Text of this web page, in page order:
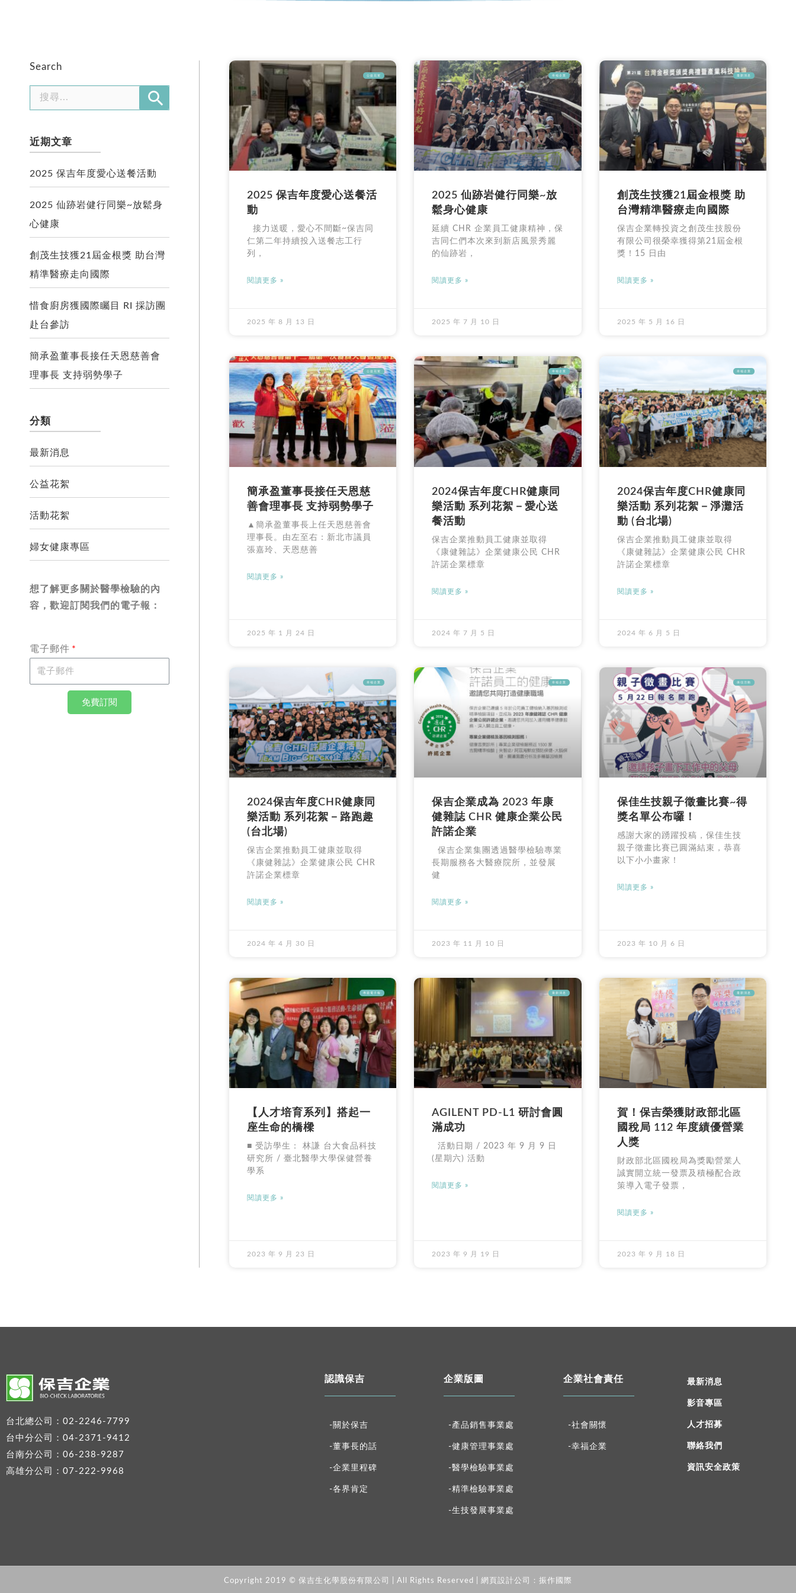
Search
近期文章
2025 保吉年度愛心送餐活動
2025 仙跡岩健行同樂~放鬆身
心健康
創茂生技獲21屆金根獎 助台灣
精準醫療走向國際
惜食廚房獲國際矚目 RI 採訪團
赴台參訪
簡承盈董事長接任天恩慈善會
理事長 支持弱勢學子
分類
最新消息
公益花絮
活動花絮
婦女健康專區
想了解更多關於醫學檢驗的內
容，歡迎訂閱我們的電子報：
電子郵件
免費訂閱
公益花絮
2025 保吉年度愛心送餐活
動
接力送暖，愛心不間斷~保吉同
仁第二年持續投入送餐志工行
列，
閱讀更多 »
2025 年 8 月 13 日
幸福企業
2025 仙跡岩健行同樂~放
鬆身心健康
延續 CHR 企業員工健康精神，保
吉同仁們本次來到新店風景秀麗
的仙跡岩，
閱讀更多 »
2025 年 7 月 10 日
最新消息
創茂生技獲21屆金根獎 助
台灣精準醫療走向國際
保吉企業轉投資之創茂生技股份
有限公司很榮幸獲得第21屆金根
獎！15 日由
閱讀更多 »
2025 年 5 月 16 日
公益花絮
簡承盈董事長接任天恩慈
善會理事長 支持弱勢學子
▲簡承盈董事長上任天恩慈善會
理事長。由左至右：新北市議員
張嘉玲、天恩慈善
閱讀更多 »
2025 年 1 月 24 日
幸福企業
2024保吉年度CHR健康同
樂活動 系列花絮－愛心送
餐活動
保吉企業推動員工健康並取得
《康健雜誌》企業健康公民 CHR
許諾企業標章
閱讀更多 »
2024 年 7 月 5 日
幸福企業
2024保吉年度CHR健康同
樂活動 系列花絮－淨灘活
動 (台北場)
保吉企業推動員工健康並取得
《康健雜誌》企業健康公民 CHR
許諾企業標章
閱讀更多 »
2024 年 6 月 5 日
幸福企業
2024保吉年度CHR健康同
樂活動 系列花絮－路跑趣
(台北場)
保吉企業推動員工健康並取得
《康健雜誌》企業健康公民 CHR
許諾企業標章
閱讀更多 »
2024 年 4 月 30 日
幸福企業
保吉企業成為 2023 年康
健雜誌 CHR 健康企業公民
許諾企業
保吉企業集團透過醫學檢驗專業
長期服務各大醫療院所，並發展
健
閱讀更多 »
2023 年 11 月 10 日
保佳活動
保佳生技親子徵畫比賽~得
獎名單公布囉！
感謝大家的踴躍投稿，保佳生技
親子徵畫比賽已圓滿結束，恭喜
以下小小畫家！
閱讀更多 »
2023 年 10 月 6 日
專題電子報
【人才培育系列】搭起一
座生命的橋樑
■ 受訪學生： 林謙 台大食品科技
研究所 / 臺北醫學大學保健營養
學系
閱讀更多 »
2023 年 9 月 23 日
最新消息
AGILENT PD-L1 研討會圓
滿成功
活動日期 / 2023 年 9 月 9 日
(星期六) 活動
閱讀更多 »
2023 年 9 月 19 日
最新消息
賀！保吉榮獲財政部北區
國稅局 112 年度績優營業
人獎
財政部北區國稅局為獎勵營業人
誠實開立統一發票及積極配合政
策導入電子發票，
閱讀更多 »
2023 年 9 月 18 日
台北總公司：02-2246-7799
台中分公司：04-2371-9412
台南分公司：06-238-9287
高雄分公司：07-222-9968
認識保吉
-關於保吉
-董事長的話
-企業里程碑
-各界肯定
企業版圖
-產品銷售事業處
-健康管理事業處
-醫學檢驗事業處
-精準檢驗事業處
-生技發展事業處
企業社會責任
-社會關懷
-幸福企業
最新消息
影音專區
人才招募
聯絡我們
資訊安全政策
Copyright 2019 © 保吉生化學股份有限公司 | All Rights Reserved | 網頁設計公司 ：振作國際